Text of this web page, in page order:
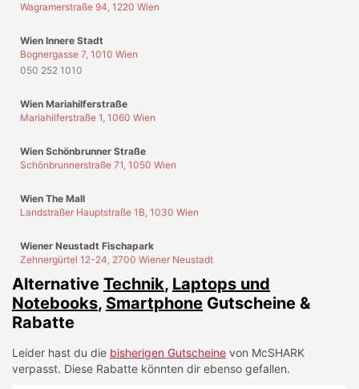
Wagramerstraße 94, 1220 Wien
Wien Innere Stadt
Bognergasse 7, 1010 Wien
050 252 1010
Wien Mariahilferstraße
Mariahilferstraße 1, 1060 Wien
Wien Schönbrunner Straße
Schönbrunnerstraße 71, 1050 Wien
Wien The Mall
Landstraßer Hauptstraße 1B, 1030 Wien
Wiener Neustadt Fischapark
Zehnergürtel 12-24, 2700 Wiener Neustadt
Alternative Technik, Laptops und
Notebooks, Smartphone Gutscheine &
Rabatte
Leider hast du die bisherigen Gutscheine von McSHARK
verpasst. Diese Rabatte könnten dir ebenso gefallen.